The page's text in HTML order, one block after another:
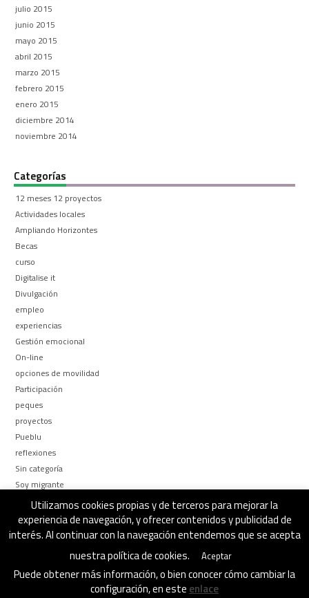
julio 2015
junio 2015
mayo 2015
abril 2015
marzo 2015
febrero 2015
enero 2015
diciembre 2014
noviembre 2014
Categorías
12 meses 12 proyectos
Actividades locales
Ampliando Horizontes
Becas
curso
Digitalise it
Divulgación
empleo
experiencias
Gestión emocional
On-line
opciones de movilidad
Participación
peques
proyectos
Pueblu
reflexiones
Sin categoría
Soy migrante
Too busy to be
¿Por qué y Para qué?
Utilizamos cookies propias y de terceros para mejorar la
experiencia de navegación, y ofrecer contenidos y publicidad de
interés. Al continuar con la navegación entendemos que se acepta
nuestra política de cookies.
Aceptar
Puede obtener más información, o bien conocer cómo cambiar la
configuración, en este enlace